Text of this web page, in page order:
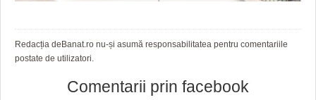
Redacția deBanat.ro nu-și asumă responsabilitatea pentru comentariile
postate de utilizatori.
Comentarii prin facebook